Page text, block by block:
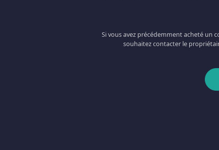
Si vous avez précédemment acheté un
souhaitez contacter le